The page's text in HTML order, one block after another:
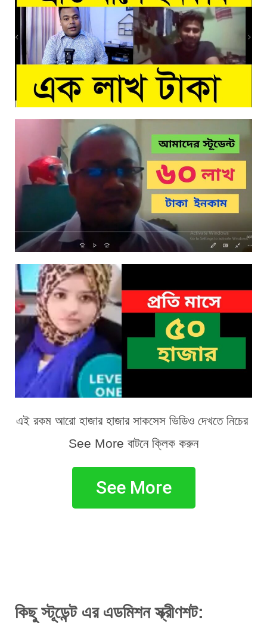
এই রকম আরো হাজার হাজার সাকসেস ভিডিও দেখতে নিচের
See More বাটনে ক্লিক করুন
See More
কিছু স্টূডেন্ট এর এডমিশন স্ক্রীণশট: